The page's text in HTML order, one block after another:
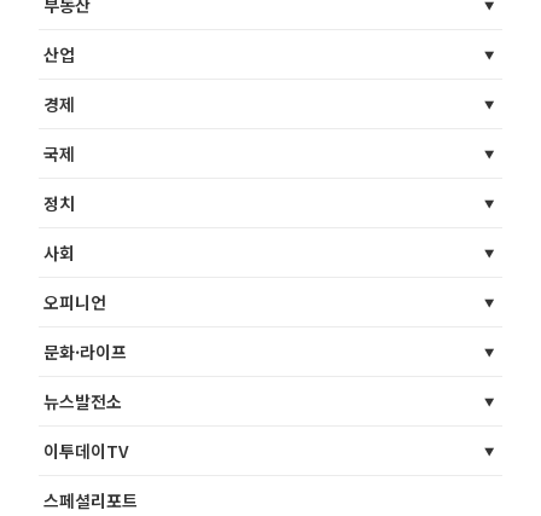
부동산
산업
경제
국제
정치
사회
오피니언
문화·라이프
뉴스발전소
이투데이TV
스페셜리포트